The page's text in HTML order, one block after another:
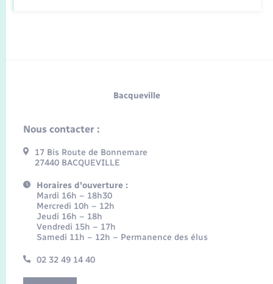
Bacqueville
Nous contacter :
17 Bis Route de Bonnemare
27440 BACQUEVILLE
Horaires d'ouverture :
Mardi 16h – 18h30
Mercredi 10h – 12h
Jeudi 16h – 18h
Vendredi 15h – 17h
Samedi 11h – 12h – Permanence des élus
02 32 49 14 40